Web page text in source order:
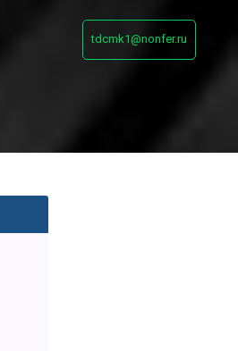
tdcmk1@nonfer.ru